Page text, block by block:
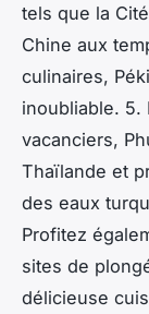
tels que la
Chine aux
culinaires,
inoubliable. 5.
vacanciers,
Thaïlande et
des eaux
Profitez
sites de
délicieuse